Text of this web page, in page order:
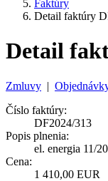
Faktúry
Detail faktúry
Detail
Zmluvy |
Číslo faktúry:
DF2024/313
Popis plnenia:
el. energia 11/
Cena:
1 410,00 EUR